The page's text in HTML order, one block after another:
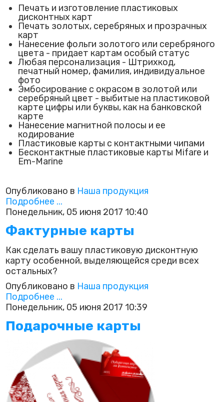
Печать и изготовление пластиковых
дисконтных карт
Печать золотых, серебряных и прозрачных
карт
Нанесение фольги золотого или серебряного
цвета - придает картам особый статус
Любая персонализация - Штрихкод,
печатный номер, фамилия, индивидуальное
фото
Эмбосирование с окрасом в золотой или
серебряный цвет - выбитые на пластиковой
карте цифры или буквы, как на банковской
карте
Нанесение магнитной полосы и ее
кодирование
Пластиковые карты с контактными чипами
Бесконтактные пластиковые карты Mifare и
Em-Marine
Опубликовано в Наша продукция
Подробнее ...
Понедельник, 05 июня 2017 10:40
Фактурные карты
Как сделать вашу пластиковую дисконтную
карту особенной, выделяющейся среди всех
остальных?
Опубликовано в Наша продукция
Подробнее ...
Понедельник, 05 июня 2017 10:39
Подарочные карты